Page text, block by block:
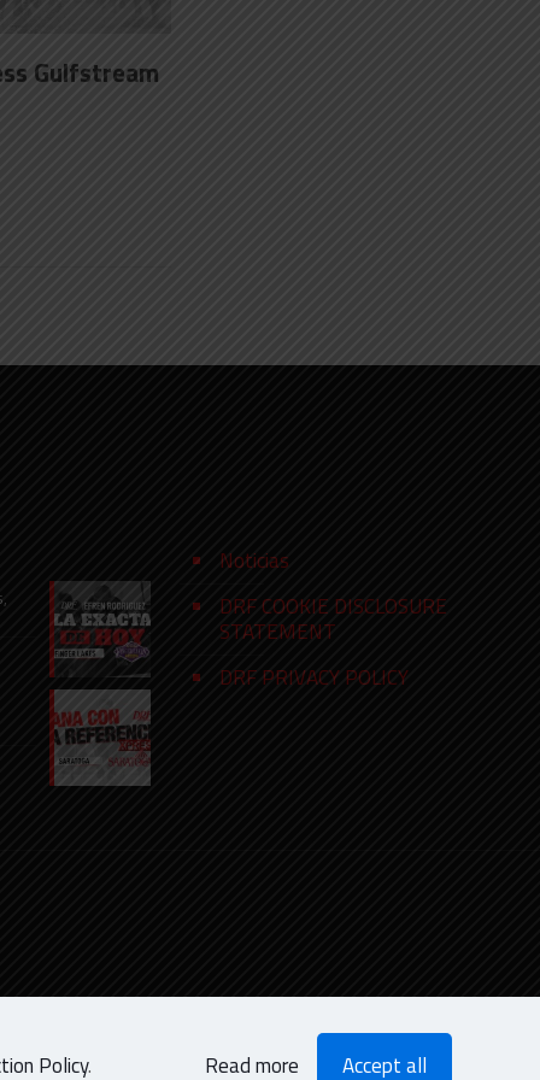
Gulfstream
Noticias
DRF COOKIE DISCLOSURE
STATEMENT
DRF PRIVACY POLICY
Policy. Read more Accept all